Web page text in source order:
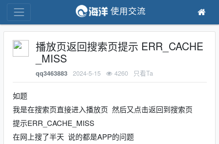
使用交流
播放页返回搜索页提示 ERR_CACHE
_MISS
qq3463883 2024-5-15 4260 只看Ta
如题
我是在搜索页直接进入播放页 然后又点击返回到搜索页
提示ERR_CACHE_MISS
在网上搜了半天 说的都是APP的问题